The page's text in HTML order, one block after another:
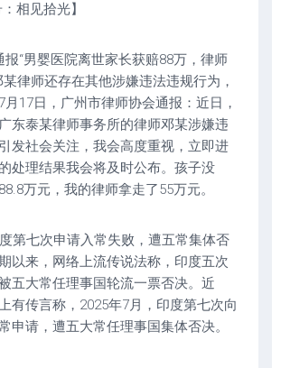
相见拾光】
报“男婴医院离世家长获赔88万，律师
某律师还存在其他涉嫌违法违规行为，
月17日，广州市律师协会通报：近日，
东泰某律师事务所的律师邓某涉嫌违
发社会关注，我会高度重视，立即进
处理结果我会将及时公布。孩子没
万元，我的律师拿走了55万元。
第七次申请入常失败，遭五常集体否
以来，网络上流传说法称，印度五次
五大常任理事国轮流一票否决。近
有传言称，2025年7月，印度第七次向
申请，遭五大常任理事国集体否决。